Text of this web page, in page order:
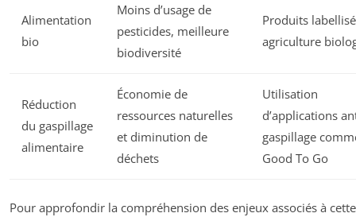
Alimentation
bio
Moins d’usage de
pesticides, meilleure
biodiversité
Produits
agriculture
Réduction
du gaspillage
alimentaire
Économie de
ressources naturelles
et diminution de
déchets
Utilisation
d’applications
gaspillage
Good To Go
Pour approfondir la compréhension des enjeux associés à cette